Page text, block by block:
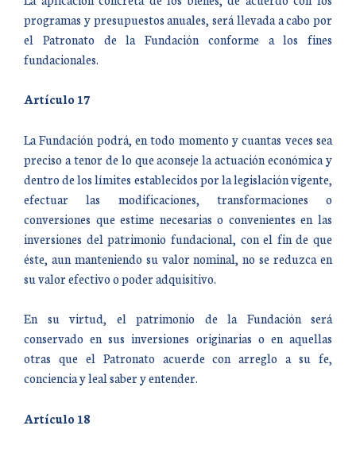
programas y presupuestos anuales, será llevada a cabo por
el Patronato de la Fundación conforme a los fines
fundacionales.
Artículo 17
La Fundación podrá, en todo momento y cuantas veces sea
preciso a tenor de lo que aconseje la actuación económica y
dentro de los límites establecidos por la legislación vigente,
efectuar las modificaciones, transformaciones o
conversiones que estime necesarias o convenientes en las
inversiones del patrimonio fundacional, con el fin de que
éste, aun manteniendo su valor nominal, no se reduzca en
su valor efectivo o poder adquisitivo.
En su virtud, el patrimonio de la Fundación será
conservado en sus inversiones originarias o en aquellas
otras que el Patronato acuerde con arreglo a su fe,
conciencia y leal saber y entender.
Artículo 18